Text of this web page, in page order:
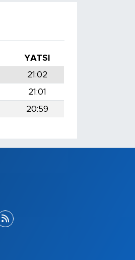
YATSI
21:02
21:01
20:59